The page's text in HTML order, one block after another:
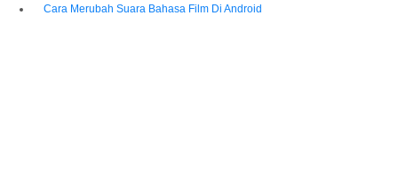
Cara Merubah Suara Bahasa Film Di Android